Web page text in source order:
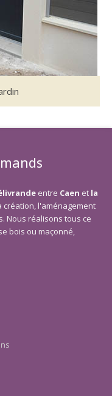
entre Caen et la
création, l'aménagement
Nous réalisons tous ce
bois ou maçonné,